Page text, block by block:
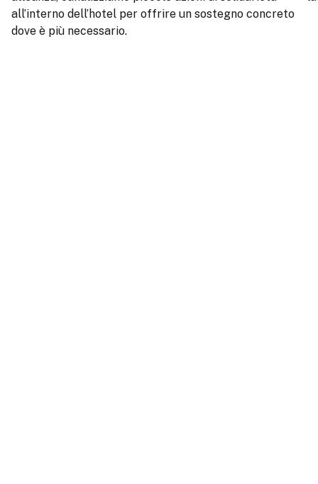
all’interno dell’hotel per offrire un sostegno concreto
dove è più necessario.